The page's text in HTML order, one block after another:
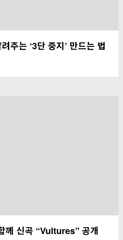
는 ‘3단 중지’ 만드는 법
신곡 “Vultures” 공개